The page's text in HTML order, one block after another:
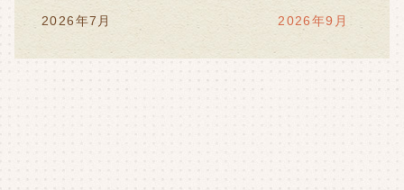
2026年7月 2026年9月